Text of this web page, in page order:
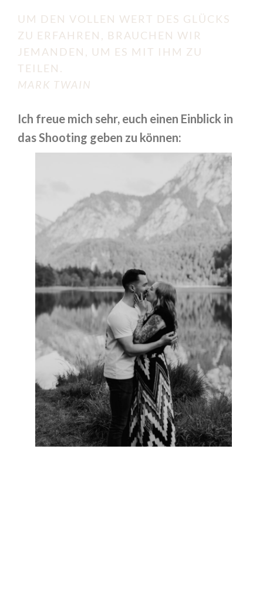
UM DEN VOLLEN WERT DES GLÜCKS
ZU ERFAHREN, BRAUCHEN WIR
JEMANDEN, UM ES MIT IHM ZU
TEILEN.
MARK TWAIN
Ich freue mich sehr, euch einen Einblick in
das Shooting geben zu können: